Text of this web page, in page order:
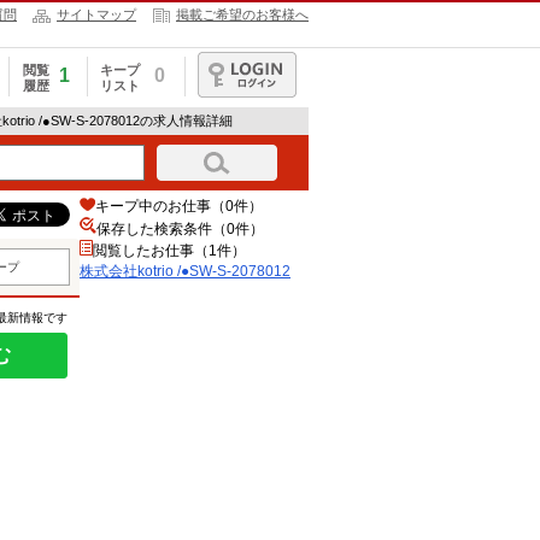
問 サイトマップ 掲載ご希望のお客様へ
閲覧
履歴
1
キープ
リスト
0
ログイン
/●SW-S-2078012の求人情報詳細
プ
新情報です
キープ中のお仕事（0件）
保存した検索条件（0件）
閲覧したお仕事（1件）
株式会社kotrio /●SW-S-2078012